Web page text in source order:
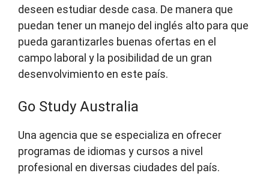
deseen estudiar desde casa. De manera que
puedan tener un manejo del inglés alto para que
pueda garantizarles buenas ofertas en el
campo laboral y la posibilidad de un gran
desenvolvimiento en este país.
Go Study Australia
Una agencia que se especializa en ofrecer
programas de idiomas y cursos a nivel
profesional en diversas ciudades del país.